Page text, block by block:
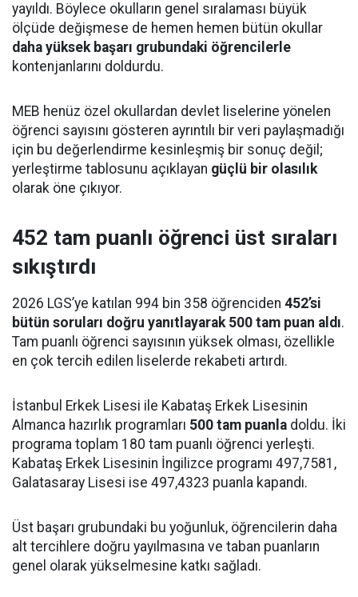
yayıldı. Böylece okulların genel sıralaması büyük
ölçüde değişmese de hemen hemen bütün okullar
daha yüksek başarı grubundaki öğrencilerle
kontenjanlarını doldurdu.
MEB henüz özel okullardan devlet liselerine yönelen
öğrenci sayısını gösteren ayrıntılı bir veri paylaşmadığı
için bu değerlendirme kesinleşmiş bir sonuç değil;
yerleştirme tablosunu açıklayan güçlü bir olasılık
olarak öne çıkıyor.
452 tam puanlı öğrenci üst sıraları
sıkıştırdı
2026 LGS’ye katılan 994 bin 358 öğrenciden 452’si
bütün soruları doğru yanıtlayarak 500 tam puan aldı.
Tam puanlı öğrenci sayısının yüksek olması, özellikle
en çok tercih edilen liselerde rekabeti artırdı.
İstanbul Erkek Lisesi ile Kabataş Erkek Lisesinin
Almanca hazırlık programları 500 tam puanla doldu. İki
programa toplam 180 tam puanlı öğrenci yerleşti.
Kabataş Erkek Lisesinin İngilizce programı 497,7581,
Galatasaray Lisesi ise 497,4323 puanla kapandı.
Üst başarı grubundaki bu yoğunluk, öğrencilerin daha
alt tercihlere doğru yayılmasına ve taban puanların
genel olarak yükselmesine katkı sağladı.